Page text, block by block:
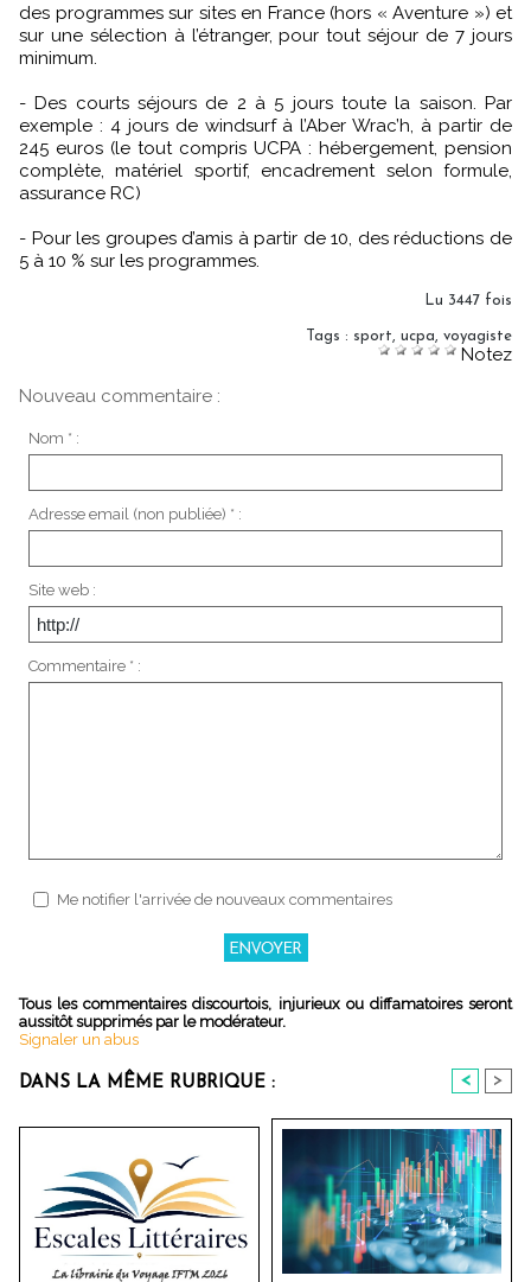
des programmes sur sites en France (hors « Aventure ») et
sur une sélection à l’étranger, pour tout séjour de 7 jours
minimum.
- Des courts séjours de 2 à 5 jours toute la saison. Par
exemple : 4 jours de windsurf à l’Aber Wrac’h, à partir de
245 euros (le tout compris UCPA : hébergement, pension
complète, matériel sportif, encadrement selon formule,
assurance RC)
- Pour les groupes d’amis à partir de 10, des réductions de
5 à 10 % sur les programmes.
Lu 3447 fois
Tags : sport, ucpa, voyagiste
Notez
Nouveau commentaire :
Nom * :
Adresse email (non publiée) * :
Site web :
Commentaire * :
Me notifier l'arrivée de nouveaux commentaires
Tous les commentaires discourtois, injurieux ou diffamatoires seront
aussitôt supprimés par le modérateur.
Signaler un abus
DANS LA MÊME RUBRIQUE : < >